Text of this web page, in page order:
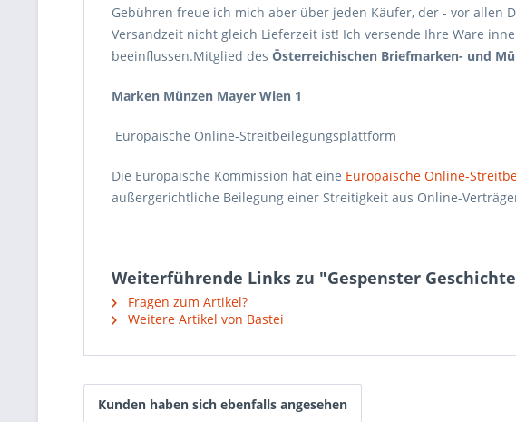
Gebühren freue ich mich aber über jeden Käufer, der - vor allen
Versandzeit nicht gleich Lieferzeit ist! Ich versende Ihre Ware
beeinflussen.Mitglied des Österreichischen Briefmarken- und
Marken Münzen Mayer Wien 1
Europäische Online-Streitbeilegungsplattform
Die Europäische Kommission hat eine Europäische Online-
außergerichtliche Beilegung einer Streitigkeit aus Online-
Weiterführende Links zu "Gespenster
Fragen zum Artikel?
Weitere Artikel von Bastei
Kunden haben sich ebenfalls angesehen